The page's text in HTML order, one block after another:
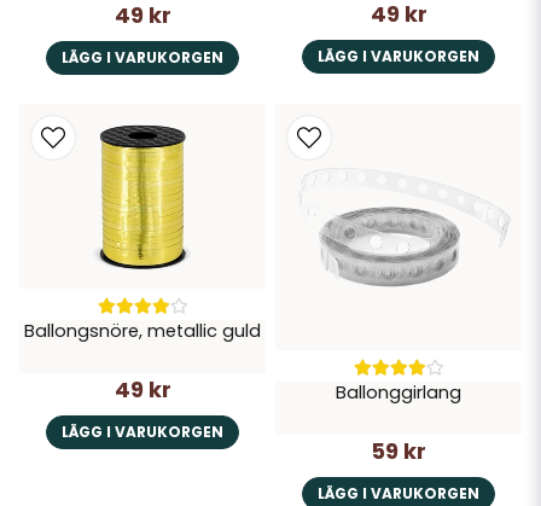
49 kr
LÄGG I VARUKORGEN
49 kr
LÄGG I VARUKORGEN
Ballongsnöre, metallic guld
49 kr
LÄGG I VARUKORGEN
Ballonggirlang
59 kr
LÄGG I VARUKORGEN